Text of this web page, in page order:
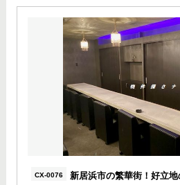
CX-0076
新居浜市の繁華街！好立